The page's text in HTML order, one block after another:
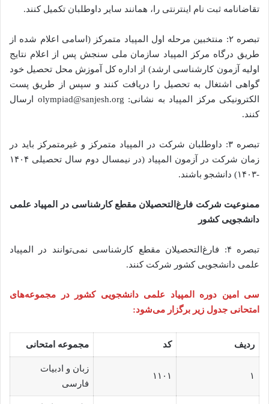
تقاضانامه ثبت نام اینترنتی را، همانند سایر داوطلبان تکمیل کنند.
تبصره ۲: منتخبین مرحله اول المپیاد متمرکز (اسامی اعلام شده از
طریق درگاه مرکز المپیاد سازمان ملی سنجش پس از اعلام نتایج
اولیه آزمون کارشناسی ارشد) از اداره کل آموزش محل تحصیل خود
گواهی اشتغال به تحصیل را دریافت کنند و سپس از طریق پست
الکترونیکی مرکز المپیاد به نشانی: olympiad@sanjesh.org ارسال
کنند.
تبصره ۳: داوطلبان شرکت در المپیاد متمرکز و غیرمتمرکز باید در
زمان شرکت در آزمون المپیاد (در نیمسال دوم سال تحصیلی ۱۴۰۴
-۱۴۰۳) دانشجو باشند.
ممنوعیت شرکت فارغ‌التحصیلان مقطع کارشناسی در المپیاد علمی
دانشجویی کشور
تبصره ۴: فارغ‌التحصیلان مقطع کارشناسی نمی‌توانند در المپیاد
علمی دانشجویی کشور شرکت کنند.
سی امین دوره المپیاد علمی دانشجویی کشور در مجموعه‌های
امتحانی جدول زیر برگزار می‌شود:
ردیف کد مجموعه امتحانی
۱ ۱۱۰۱
زبان و ادبیات
فارسی